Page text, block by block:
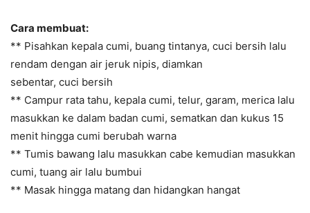
Cara membuat:
** Pisahkan kepala cumi, buang tintanya, cuci bersih lalu
rendam dengan air jeruk nipis, diamkan
sebentar, cuci bersih
** Campur rata tahu, kepala cumi, telur, garam, merica lalu
masukkan ke dalam badan cumi, sematkan dan kukus 15
menit hingga cumi berubah warna
** Tumis bawang lalu masukkan cabe kemudian masukkan
cumi, tuang air lalu bumbui
** Masak hingga matang dan hidangkan hangat